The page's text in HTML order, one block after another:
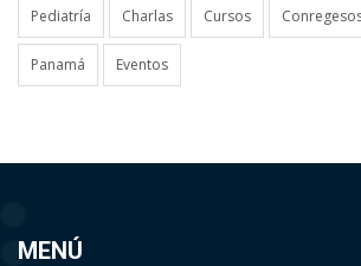
Pediatría Charlas Cursos
Panamá Eventos
MENÚ